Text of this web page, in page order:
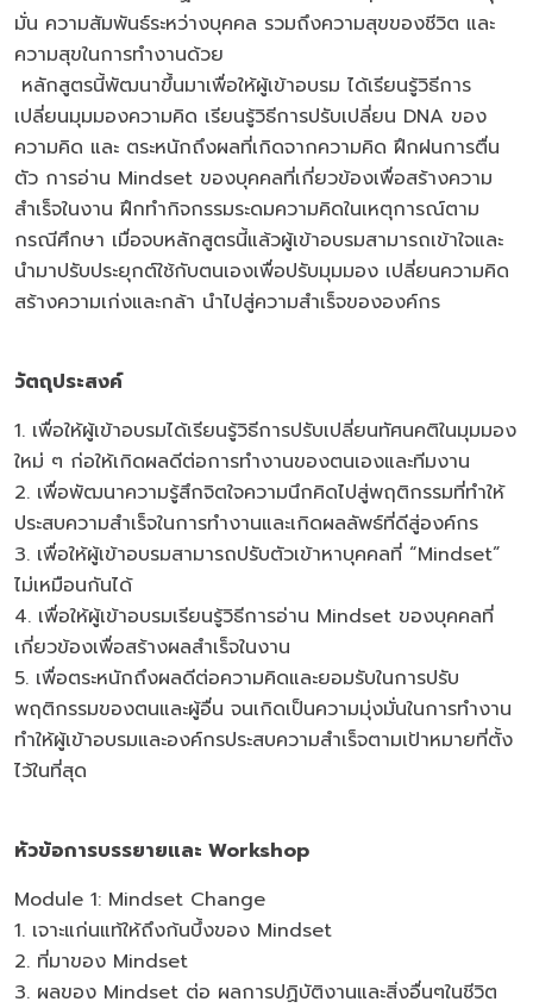
มั่น ความสัมพันธ์ระหว่างบุคคล รวมถึงความสุขของชีวิต และ
ความสุขในการทำงานด้วย
หลักสูตรนี้พัฒนาขึ้นมาเพื่อให้ผู้เข้าอบรม ได้เรียนรู้วิธีการ
เปลี่ยนมุมมองความคิด เรียนรู้วิธีการปรับเปลี่ยน DNA ของ
ความคิด และ ตระหนักถึงผลที่เกิดจากความคิด ฝึกฝนการตื่น
ตัว การอ่าน Mindset ของบุคคลที่เกี่ยวข้องเพื่อสร้างความ
สำเร็จในงาน ฝึกทำกิจกรรมระดมความคิดในเหตุการณ์ตาม
กรณีศึกษา เมื่อจบหลักสูตรนี้แล้วผู้เข้าอบรมสามารถเข้าใจและ
นำมาปรับประยุกต์ใช้กับตนเองเพื่อปรับมุมมอง เปลี่ยนความคิด
สร้างความเก่งและกล้า นำไปสู่ความสำเร็จขององค์กร
วัตถุประสงค์
1. เพื่อให้ผู้เข้าอบรมได้เรียนรู้วิธีการปรับเปลี่ยนทัศนคติในมุมมอง
ใหม่ ๆ ก่อให้เกิดผลดีต่อการทำงานของตนเองและทีมงาน
2. เพื่อพัฒนาความรู้สึกจิตใจความนึกคิดไปสู่พฤติกรรมที่ทำให้
ประสบความสำเร็จในการทำงานและเกิดผลลัพธ์ที่ดีสู่องค์กร
3. เพื่อให้ผู้เข้าอบรมสามารถปรับตัวเข้าหาบุคคลที่ “Mindset”
ไม่เหมือนกันได้
4. เพื่อให้ผู้เข้าอบรมเรียนรู้วิธีการอ่าน Mindset ของบุคคลที่
เกี่ยวข้องเพื่อสร้างผลสำเร็จในงาน
5. เพื่อตระหนักถึงผลดีต่อความคิดและยอมรับในการปรับ
พฤติกรรมของตนและผู้อื่น จนเกิดเป็นความมุ่งมั่นในการทำงาน
ทำให้ผู้เข้าอบรมและองค์กรประสบความสำเร็จตามเป้าหมายที่ตั้ง
ไว้ในที่สุด
หัวข้อการบรรยายและ Workshop
Module 1: Mindset Change
1. เจาะแก่นแท้ให้ถึงก้นบึ้งของ Mindset
2. ที่มาของ Mindset
3. ผลของ Mindset ต่อ ผลการปฏิบัติงานและสิ่งอื่นๆในชีวิต